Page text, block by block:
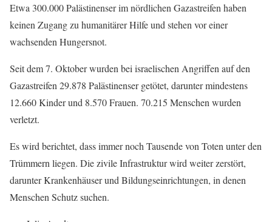
Etwa 300.000 Palästinenser im nördlichen Gazastreifen haben
keinen Zugang zu humanitärer Hilfe und stehen vor einer
wachsenden Hungersnot.
Seit dem 7. Oktober wurden bei israelischen Angriffen auf den
Gazastreifen 29.878 Palästinenser getötet, darunter mindestens
12.660 Kinder und 8.570 Frauen. 70.215 Menschen wurden
verletzt.
Es wird berichtet, dass immer noch Tausende von Toten unter den
Trümmern liegen. Die zivile Infrastruktur wird weiter zerstört,
darunter Krankenhäuser und Bildungseinrichtungen, in denen
Menschen Schutz suchen.